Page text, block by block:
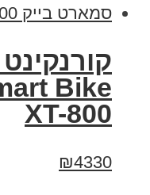
XT-800
₪4330